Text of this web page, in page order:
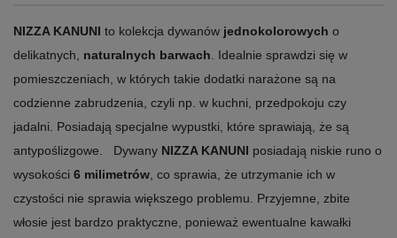
NIZZA KANUNI to kolekcja dywanów jednokolorowych o
delikatnych, naturalnych barwach . Idealnie sprawdzi się w
pomieszczeniach, w których takie dodatki narażone są na
codzienne zabrudzenia, czyli np. w kuchni, przedpokoju czy
jadalni. Posiadają specjalne wypustki, które sprawiają, że są
antypoślizgowe. Dywany NIZZA KANUNI posiadają niskie runo o
wysokości 6 milimetrów , co sprawia, że utrzymanie ich w
czystości nie sprawia większego problemu. Przyjemne, zbite
włosie jest bardzo praktyczne, ponieważ ewentualne kawałki